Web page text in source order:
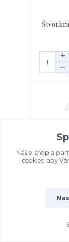
Náš e-shop a
cookies, aby